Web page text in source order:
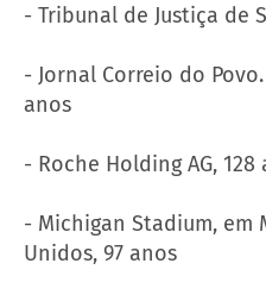
- Tribunal de Justiça de
- Jornal Correio do
anos
- Roche Holding AG, 128
- Michigan Stadium, em
Unidos, 97 anos